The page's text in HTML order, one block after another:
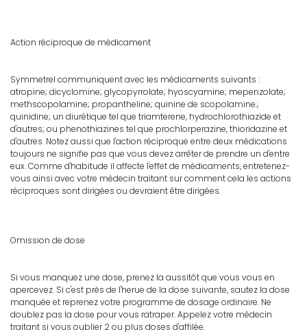
Action réciproque de médicament
Symmetrel communiquent avec les médicaments suivants :
atropine; dicyclomine; glycopyrrolate; hyoscyamine; mepenzolate;
methscopolamine; propantheline; quinine de scopolamine.;
quinidine; un diurétique tel que triamterene, hydrochlorothiazide et
d'autres; ou phenothiazines tel que prochlorperazine, thioridazine et
d'autres. Notez aussi que l'action réciproque entre deux médications
toujours ne signifie pas que vous devez arrêter de prendre un d'entre
eux. Comme d'habitude il affecte l'effet de médicaments, entretenez-
vous ainsi avec votre médecin traitant sur comment cela les actions
réciproques sont dirigées ou devraient être dirigées.
Omission de dose
Si vous manquez une dose, prenez la aussitôt que vous vous en
apercevez. Si c'est près de l'herue de la dose suivante, sautez la dose
manquée et reprenez votre programme de dosage ordinaire. Ne
doublez pas la dose pour vous ratraper. Appelez votre médecin
traitant si vous oublier 2 ou plus doses d'affilée.